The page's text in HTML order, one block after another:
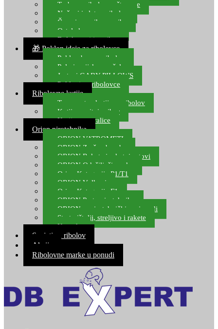
Torbe za ribolovne štapove
Noževi i alat za ribolov
Čamci za prihranu ribe
Ostala kamp oprema
Dalekozori i optika
🎁 Poklon ideje za ribolovce
Poklon bon za ribolov
Polarizacijske naočale
Jastuci GABY PILLOWS
Pokloni za ribolovce
Ribolovne kutije
Transportne kutije za ribolov
Kutije za sitni pribor
Kutije za varalice
Orion pirotehnika
ORION VATROMETI
ORION Zračne bombe
ORION Rakete i raketni setovi
ORION Odašiljači zvuka
Orion Kategorija P1/T1
ORION Vulkani
Orion Kategorija F1
ORION Party pirotehnika
ORION nepirotehnički proizvodi
Start pištolji, streljivo i rakete
Kontakt
Savjeti za ribolov
Akcija
Ribolovne marke u ponudi